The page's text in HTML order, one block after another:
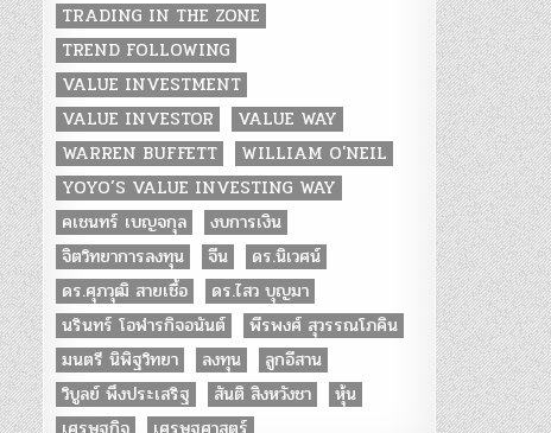
TRADING IN THE ZONE
TREND FOLLOWING
VALUE INVESTMENT
VALUE INVESTOR
VALUE WAY
WARREN BUFFETT
WILLIAM O'NEIL
YOYO’S VALUE INVESTING WAY
คเชนทร์ เบญจกุล
งบการเงิน
จิตวิทยาการลงทุน
จีน
ดร.นิเวศน์
ดร.ศุภวุฒิ สายเชื้อ
ดร.ไสว บุญมา
นรินทร์ โอฬารกิจอนันต์
พีรพงศ์ สุวรรณโภคิน
มนตรี นิพิฐวิทยา
ลงทุน
ลูกอีสาน
วิบูลย์ พึงประเสริฐ
สันติ สิงหวังชา
หุ้น